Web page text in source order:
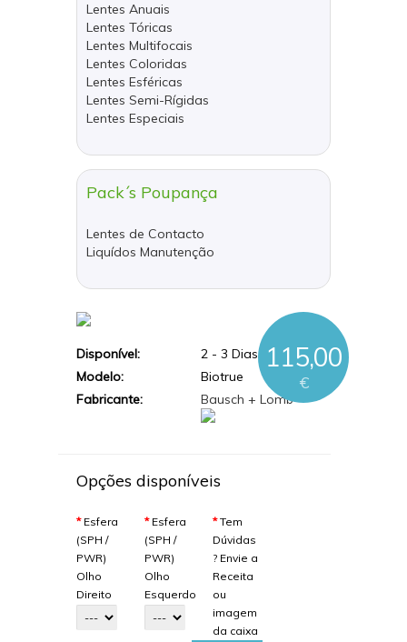
Lentes Anuais
Lentes Tóricas
Lentes Multifocais
Lentes Coloridas
Lentes Esféricas
Lentes Semi-Rígidas
Lentes Especiais
Pack´s Poupança
Lentes de Contacto
Liquídos Manutenção
115,00
€
Disponível:
2 - 3 Dias Úteis
Modelo:
Biotrue
Fabricante:
Bausch + Lomb
Opções disponíveis
*Esfera
(SPH /
PWR)
Olho
Direito
*Esfera
(SPH /
PWR)
Olho
Esquerdo
*Tem
Dúvidas
? Envie a
Receita
ou
imagem
da caixa